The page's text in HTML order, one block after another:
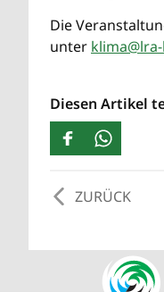
Die
unter
Diesen Artikel
ZURÜCK